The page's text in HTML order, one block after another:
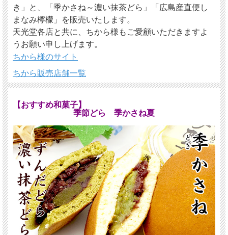
き」と、「季かさね～濃い抹茶どら」「広島産直便し
まなみ檸檬」を販売いたします。
天光堂各店と共に、ちから様もご愛顧いただきますよ
うお願い申し上げます。
ちから様のサイト
ちから販売店舗一覧
【おすすめ和菓子】
季節どら 季かさね夏